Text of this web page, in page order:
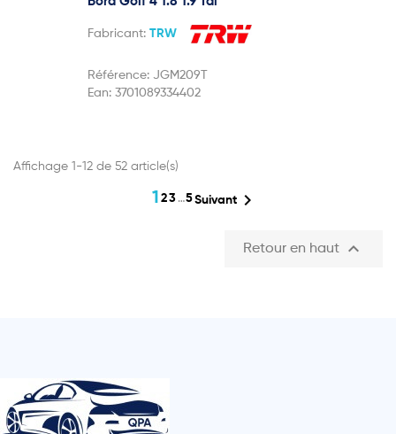
Fabricant: TRW
Référence: JGM209T
Ean: 3701089334402
Affichage 1-12 de 52 article(s)
1 23 …5Suivant
Retour en haut 